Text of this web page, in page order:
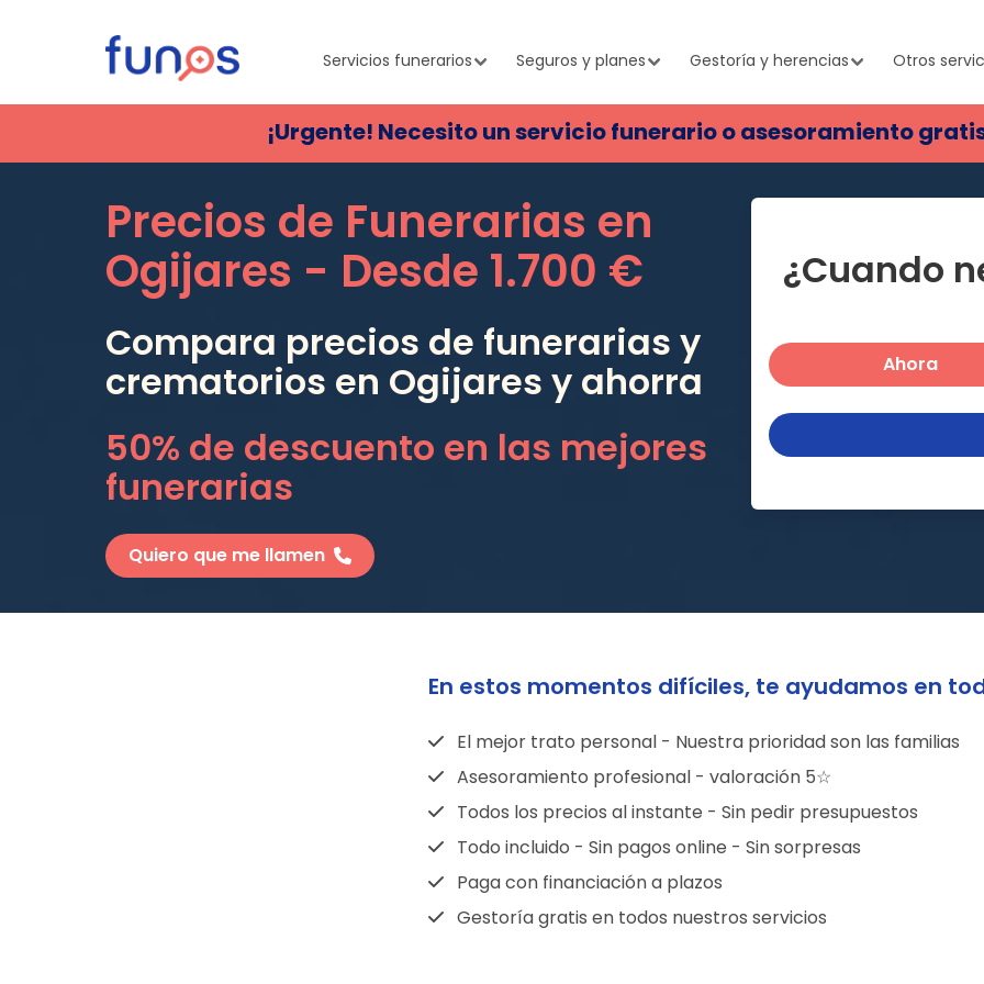
Servicios funerarios Seguros y planes Gestoría y herencias Otros
¡Urgente! Necesito un servicio funerario o asesoramiento
Precios de Funerarias en
Ogijares - Desde 1.700 €
Compara precios de funerarias y
crematorios en Ogijares y ahorra
50% de descuento en las mejores
funerarias
Quiero que me llamen
¿Cuando
Ahora
En estos momentos difíciles, te ayudamos en
El mejor trato personal - Nuestra prioridad son las familias
Asesoramiento profesional - valoración 5☆
Todos los precios al instante - Sin pedir presupuestos
Todo incluido - Sin pagos online - Sin sorpresas
Paga con financiación a plazos
Gestoría gratis en todos nuestros servicios